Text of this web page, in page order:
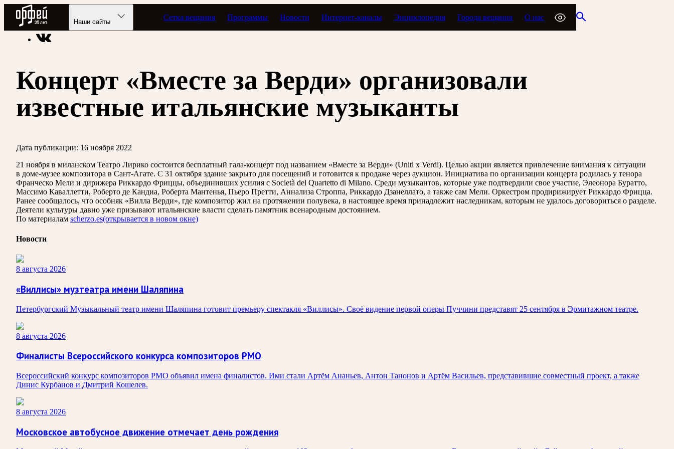
Радио Орфей
Наши сайты
Сетка вещания Программы Новости Интернет-каналы Энциклопедия Города вещания О нас
Радио классической музыки «Орфей» Новости
Концерт «Вместе за Верди» организовали
известные итальянские музыканты
Дата публикации: 16 ноября 2022
21 ноября в миланском Театро Лирико состоится бесплатный гала-концерт под названием «Вместе за Верди» (Uniti x Verdi). Целью акции является привлечение внимания к ситуации
в доме-музее композитора в Сант-Агате. С 31 октября здание закрыто для посещений и готовится к продаже через аукцион. Инициатива по организации концерта родилась у тенора
Франческо Мели и дирижера Риккардо Фриццы, объединивших усилия с Società del Quartetto di Milano. Среди музыкантов, которые уже подтвердили свое участие, Элеонора Буратто,
Массимо Каваллетти, Роберто де Кандиа, Роберта Мантенья, Пьеро Претти, Аннализа Строппа, Риккардо Дзанеллато, а также сам Мели. Оркестром продирижирует Риккардо Фрицца.
Ранее сообщалось, что особняк «Вилла Верди», где композитор жил на протяжении полувека, в настоящее время принадлежит наследникам, которым не удалось договориться о разделе.
Деятели культуры давно уже призывают итальянские власти сделать памятник всенародным достоянием.
По материалам scherzo.es(открывается в новом окне)
Новости
8 августа 2026
«Виллисы» музтеатра имени Шаляпина
Петербургский Музыкальный театр имени Шаляпина готовит премьеру спектакля «Виллисы». Своё видение первой оперы Пуччини представят 25 сентября в Эрмитажном театре.
8 августа 2026
Финалисты Всероссийского конкурса композиторов РМО
Всероссийский конкурс композиторов РМО объявил имена финалистов. Ими стали Артём Ананьев, Антон Танонов и Артём Васильев, представившие совместный проект, а также
Динис Курбанов и Дмитрий Кошелев.
8 августа 2026
Московское автобусное движение отмечает день рождения